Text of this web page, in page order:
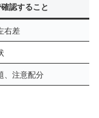
認すること
右差
、注意配分